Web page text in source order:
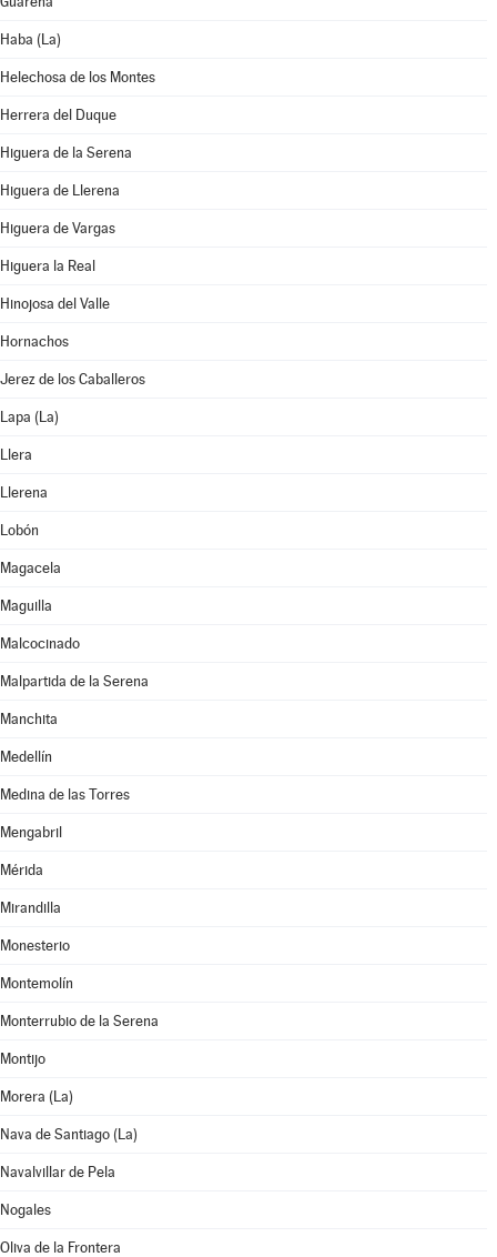
Haba (La)
Helechosa de los Montes
Herrera del Duque
Higuera de la Serena
Higuera de Llerena
Higuera de Vargas
Higuera la Real
Hinojosa del Valle
Hornachos
Jerez de los Caballeros
Lapa (La)
Llera
Llerena
Lobón
Magacela
Maguilla
Malcocinado
Malpartida de la Serena
Manchita
Medellín
Medina de las Torres
Mengabril
Mérida
Mirandilla
Monesterio
Montemolín
Monterrubio de la Serena
Montijo
Morera (La)
Nava de Santiago (La)
Navalvillar de Pela
Nogales
Oliva de la Frontera